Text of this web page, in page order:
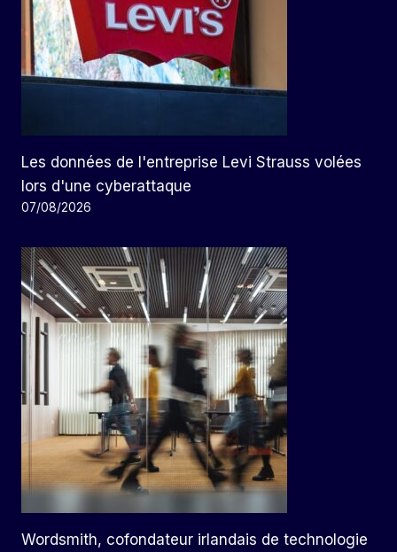
Les données de l'entreprise Levi Strauss volées
lors d'une cyberattaque
07/08/2026
Wordsmith, cofondateur irlandais de technologie